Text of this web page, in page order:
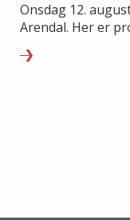
Onsdag 12.
Arendal. Her er